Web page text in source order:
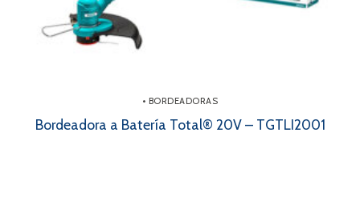
• BORDEADORAS
Bordeadora a Batería Total® 20V – TGTLI2001